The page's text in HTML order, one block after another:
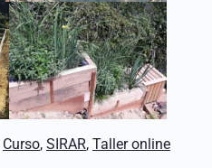
Curso, SIRAR, Taller online